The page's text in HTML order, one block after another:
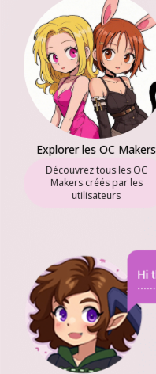
Explorer les OC Makers
Découvrez tous les OC
Makers créés par les
utilisateurs